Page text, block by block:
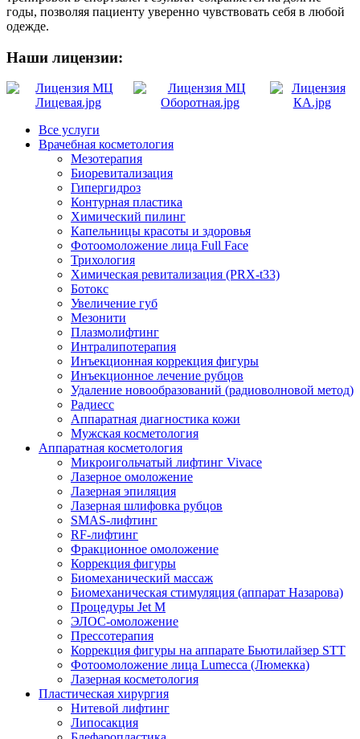
годы, позволяя пациенту уверенно чувствовать себя в любой
одежде.
Наши лицензии:
Все услуги
Врачебная косметология
Мезотерапия
Биоревитализация
Гипергидроз
Контурная пластика
Химический пилинг
Капельницы красоты и здоровья
Фотоомоложение лица Full Face
Трихология
Химическая ревитализация (PRX-t33)
Ботокс
Увеличение губ
Мезонити
Плазмолифтинг
Интралипотерапия
Инъекционная коррекция фигуры
Инъекционное лечение рубцов
Удаление новообразований (радиоволновой метод)
Радиесс
Аппаратная диагностика кожи
Мужская косметология
Аппаратная косметология
Микроигольчатый лифтинг Vivace
Лазерное омоложение
Лазерная эпиляция
Лазерная шлифовка рубцов
SMAS-лифтинг
RF-лифтинг
Фракционное омоложение
Коррекция фигуры
Биомеханический массаж
Биомеханическая стимуляция (аппарат Назарова)
Процедуры Jet M
ЭЛОС-омоложение
Прессотерапия
Коррекция фигуры на аппарате Бьютилайзер STT
Фотоомоложение лица Lumecca (Люмекка)
Лазерная косметология
Пластическая хирургия
Нитевой лифтинг
Липосакция